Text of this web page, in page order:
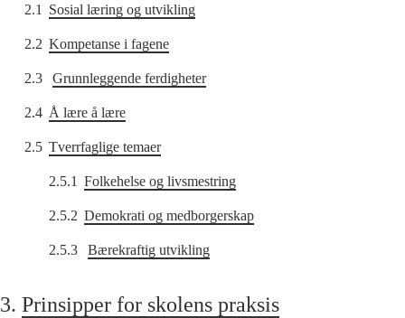
2.1 Sosial læring og utvikling
2.2 Kompetanse i fagene
2.3 Grunnleggende ferdigheter
2.4 Å lære å lære
2.5 Tverrfaglige temaer
2.5.1 Folkehelse og livsmestring
2.5.2 Demokrati og medborgerskap
2.5.3 Bærekraftig utvikling
3. Prinsipper for skolens praksis